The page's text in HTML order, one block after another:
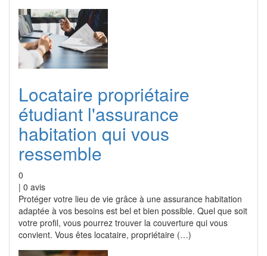
Locataire propriétaire
étudiant l'assurance
habitation qui vous
ressemble
0
| 0 avis
Protéger votre lieu de vie grâce à une assurance habitation
adaptée à vos besoins est bel et bien possible. Quel que soit
votre profil, vous pourrez trouver la couverture qui vous
convient. Vous êtes locataire, propriétaire (…)